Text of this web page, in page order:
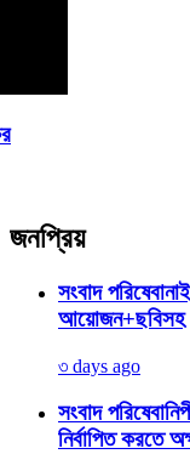
জনপ্রিয়
সংবাদ পরিষেবা
আয়োজন+ছবিসহ
৩ days ago
সংবাদ পরিষেবা
নির্বাপিত করতে